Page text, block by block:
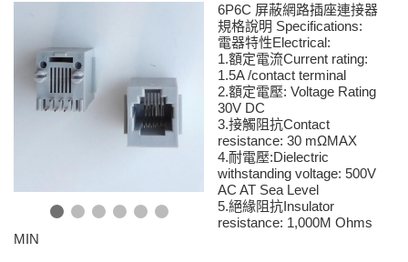
6P6C 屏蔽網路插座連接器
規格說明 Specifications:
電器特性Electrical:
1.額定電流Current rating:
1.5A /contact terminal
2.額定電壓: Voltage Rating
30V DC
3.接觸阻抗Contact
resistance: 30 mΩMAX
4.耐電壓:Dielectric
withstanding voltage: 500V
AC AT Sea Level
5.絕緣阻抗Insulator
resistance: 1,000M Ohms
MIN